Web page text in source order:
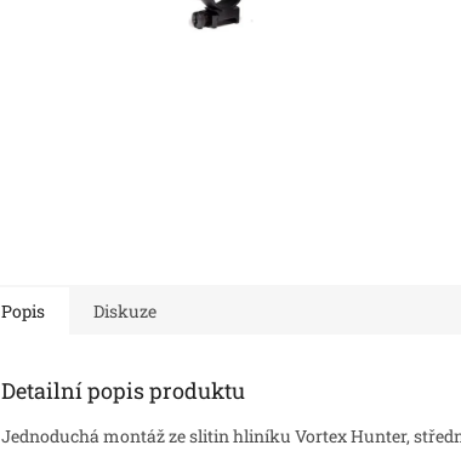
Popis Diskuze
Detailní popis produktu
Jednoduchá montáž ze slitin hliníku Vortex Hunter,